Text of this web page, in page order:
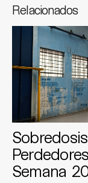
Relacionados
Semana